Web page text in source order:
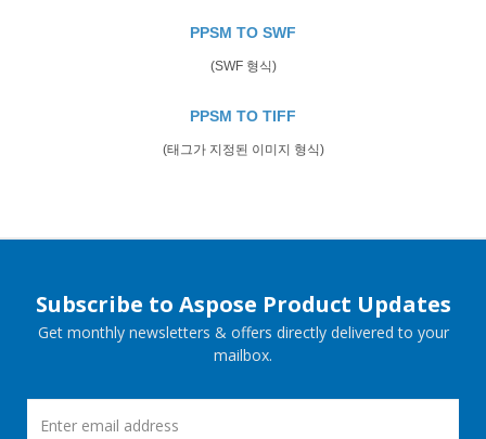
PPSM TO SWF
(SWF 형식)
PPSM TO TIFF
(태그가 지정된 이미지 형식)
Subscribe to Aspose Product Updates
Get monthly newsletters & offers directly delivered to your
mailbox.